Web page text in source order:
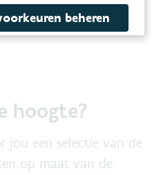
hoogte?
jou een selectie van de
op maat van de
beheren